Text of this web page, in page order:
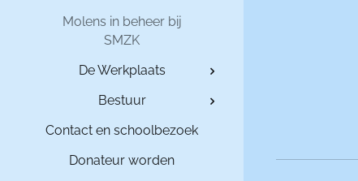
Molens in beheer bij
SMZK
De Werkplaats
Bestuur
Contact en schoolbezoek
Donateur worden